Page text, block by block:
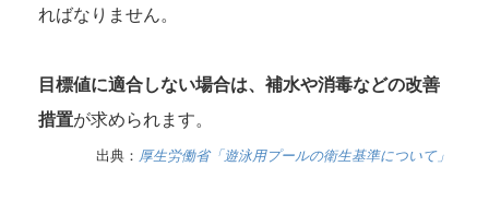
ればなりません。
目標値に適合しない場合は、補水や消毒などの改善
措置が求められます。
出典： 厚生労働省「遊泳用プールの衛生基準について」